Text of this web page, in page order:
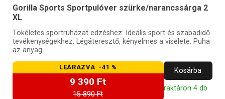
Gorilla Sports Sportpulóver szürke/narancssárga 2
XL
Tökéletes sportruházat edzéshez. Ideális sport és szabadidő
tevékenységekhez. Légáteresztő, kényelmes a viselete. Puha
az anyag.
LEÁRAZVA -41 %
9 390 Ft
15 890 Ft
Kosárba
raktáron 4 db